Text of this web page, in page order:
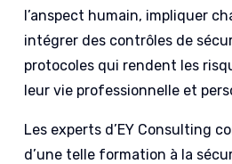
l’anspect humain, impliquer
intégrer des contrôles de
protocoles qui rendent les
leur vie professionnelle et
Les experts d’EY Consulting
d’une telle formation à la